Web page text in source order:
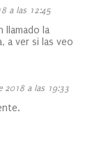
a las 12:45
llamado la
a ver si las veo
2018 a las 19:33